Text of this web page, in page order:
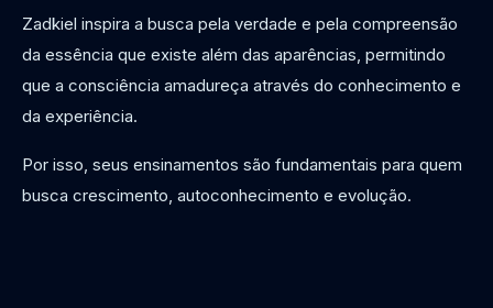
Zadkiel inspira a busca pela verdade e pela compreensão
da essência que existe além das aparências, permitindo
que a consciência amadureça através do conhecimento e
da experiência.
Por isso, seus ensinamentos são fundamentais para quem
busca crescimento, autoconhecimento e evolução.